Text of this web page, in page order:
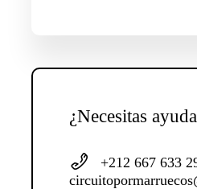
¿Necesitas
+212 667 633